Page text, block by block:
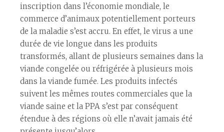
inscription dans l’économie mondiale, le
commerce d’animaux potentiellement porteurs
de la maladie s’est accru. En effet, le virus a une
durée de vie longue dans les produits
transformés, allant de plusieurs semaines dans la
viande congelée ou réfrigérée à plusieurs mois
dans la viande fumée. Les produits infectés
suivent les mêmes routes commerciales que la
viande saine et la PPA s’est par conséquent
étendue à des régions où elle n’avait jamais été